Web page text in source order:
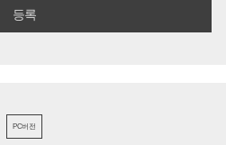
PC버전